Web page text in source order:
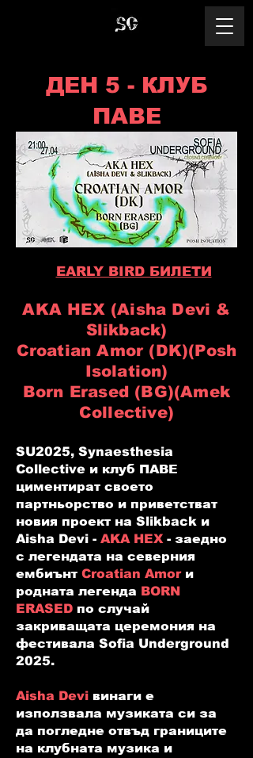
ДЕН 5 - КЛУБ
ПАВЕ
EARLY BIRD БИЛЕТИ
AKA HEX (Aisha Devi &
Slikback)
Croatian Amor (DK)(Posh
Isolation)
Born Erased (BG)(Amek
Collective)
SU2025, Synaesthesia
Collective и клуб ПАВЕ
циментират своето
партньорство и приветстват
новия проект на Slikback и
Aisha Devi - AKA HEX - заедно
с легендата на северния
ембиънт Croatian Amorи
родната легенда BORN
ERASED по случай
закриващата церемония на
фестивала Sofia Underground
2025.
Aisha Devi винаги е
използвала музиката си за
да погледне отвъд границите
на клубната музика и